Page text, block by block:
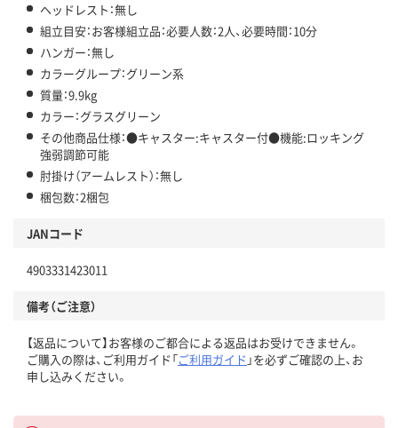
ヘッドレスト：無し
組立目安：お客様組立品：必要人数：2人、必要時間：10分
ハンガー：無し
カラーグループ：グリーン系
質量：9.9kg
カラー：グラスグリーン
その他商品仕様：●キャスター:キャスター付●機能:ロッキング
強弱調節可能
肘掛け（アームレスト）：無し
梱包数：2梱包
JANコード
4903331423011
備考（ご注意）
【返品について】お客様のご都合による返品はお受けできません。
ご購入の際は、ご利用ガイド「ご利用ガイド 」を必ずご確認の上、お
申し込みください。